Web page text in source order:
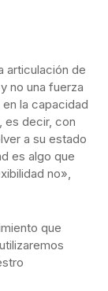
articulación de
no una fuerza
la capacidad
es decir, con
a su estado
es algo que
no»,
que